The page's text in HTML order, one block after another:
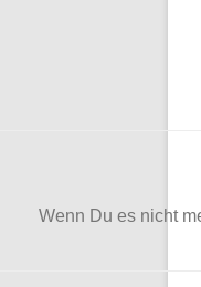
Wenn Du es nicht